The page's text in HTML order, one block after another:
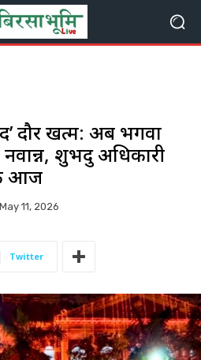
दौर खत्म: अब भगवा
शुभेंदु अधिकारी
आज
May 11, 2026
Twitter